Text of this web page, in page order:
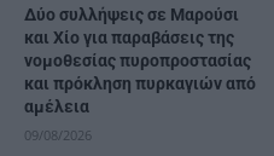
Δύο συλλήψεις σε Μαρούσι
και Χίο για παραβάσεις της
νομοθεσίας πυροπροστασίας
και πρόκληση πυρκαγιών από
αμέλεια
09/08/2026